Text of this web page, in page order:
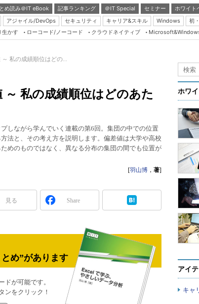
め読み＠IT eBook 記事ランキング ＠IT Special セミナー
ホワイト
アジャイル/DevOps セキュリティ キャリア&スキル Windows 初
Server & Storage
Java Agile
Database Expert
Linux ＆ OSS
Master of IP Network
Security & Trust
生かす ローコード/ノーコード クラウドネイティブ
～ 私の成績順位はどの...
～ 私の成績順位はどのあた
しながら学んでいく連載の第6回。集団の中での位置
法と、その考え方を説明します。偏差値は大学や高校
めのものではなく、異なる分布の集団の間でも位置が
[羽山博 ， 著]
見る Share
め”があります
ドが可能です。
ンをクリック！
ホワ
アイ
キャ